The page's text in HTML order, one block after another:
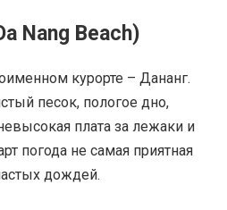
Nang Beach)
курорте – Дананг.
песок, пологое дно,
плата за лежаки и
погода не самая приятная
дождей.